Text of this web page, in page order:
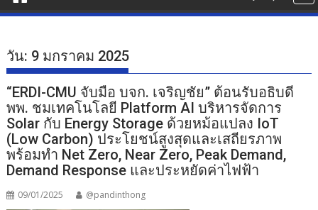
วัน: 9 มกราคม 2025
“ERDI-CMU จับมือ บจก. เจริญชัย” ต้อนรับอธิบดี
พพ. ชมเทคโนโลยี Platform AI บริหารจัดการ
Solar กับ Energy Storage ด้วยหม้อแปลง IoT
(Low Carbon) ประโยชน์สูงสุดและเสถียรภาพ
พร้อมทำ Net Zero, Near Zero, Peak Demand,
Demand Response และประหยัดค่าไฟฟ้า
09/01/2025 @pandinthong